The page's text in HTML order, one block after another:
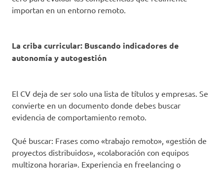
importan en un entorno remoto.
La criba curricular: Buscando indicadores de
autonomía y autogestión
El CV deja de ser solo una lista de títulos y empresas. Se
convierte en un documento donde debes buscar
evidencia de comportamiento remoto.
Qué buscar: Frases como «trabajo remoto», «gestión de
proyectos distribuidos», «colaboración con equipos
multizona horaria». Experiencia en freelancing o